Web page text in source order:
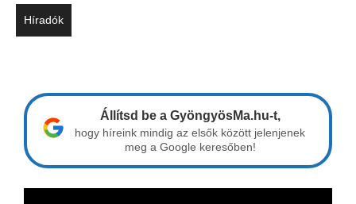
Híradók
Állítsd be a GyöngyösMa.hu-t,
hogy híreink mindig az elsők között jelenjenek
meg a Google keresőben!